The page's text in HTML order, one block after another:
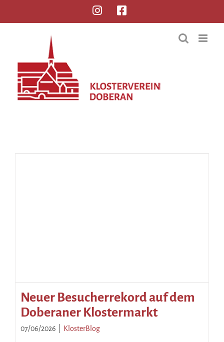
Neuer Besucherrekord auf dem
Doberaner Klostermarkt
07/06/2026 KlosterBlog